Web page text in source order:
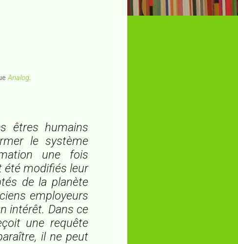
Analog.
êtres humains
le système
une fois
été modifiés leur
de la planète
employeurs
intérêt. Dans ce
une requête
il ne peut